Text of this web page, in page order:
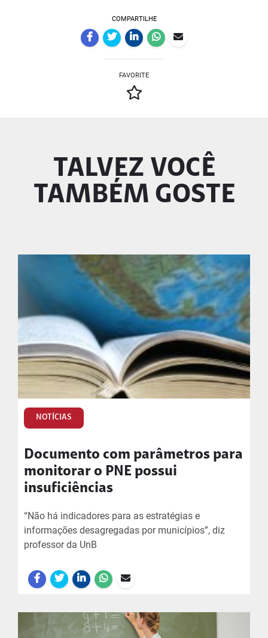
COMPARTILHE
FAVORITE
TALVEZ VOCÊ
TAMBÉM GOSTE
NOTÍCIAS
Documento com parâmetros para
monitorar o PNE possui
insuficiências
“Não há indicadores para as estratégias e
informações desagregadas por municípios”, diz
professor da UnB